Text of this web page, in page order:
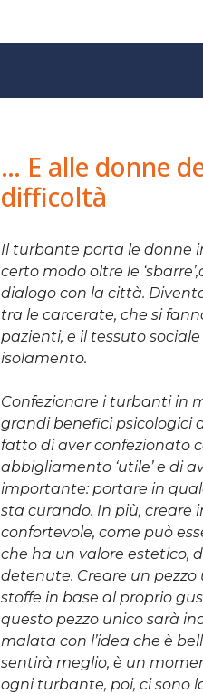
… E alle donne
difficoltà
Il turbante porta le donne
certo modo oltre le
dialogo con la città.
tra le carcerate, che si
pazienti, e il tessuto
isolamento.
Confezionare i turbanti in
grandi benefici psicologici
fatto di aver confezionato
abbigliamento ‘utile’ e di
importante: portare in
sta curando. In più, creare
confortevole, come può
che ha un valore estetico,
detenute. Creare un
stoffe in base al proprio
questo pezzo unico sarà
malata con l’idea che è
sentirà meglio, è un
ogni turbante, poi, ci sono